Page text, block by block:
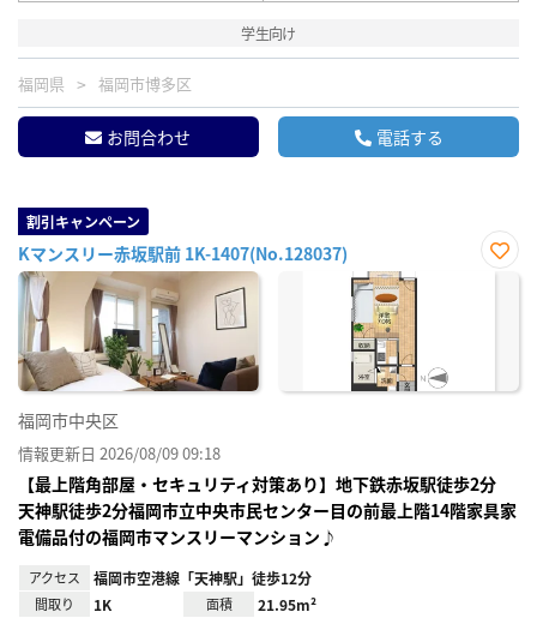
学生向け
福岡県 福岡市博多区
お問合わせ 電話する
割引キャンペーン
Kマンスリー赤坂駅前 1K-1407(No.128037)
お気
福岡市中央区
情報更新日 2026/08/09 09:18
【最上階角部屋・セキュリティ対策あり】地下鉄赤坂駅徒歩2分
天神駅徒歩2分福岡市立中央市民センター目の前最上階14階家具家
電備品付の福岡市マンスリーマンション♪
アクセス 福岡市空港線「天神駅」徒歩12分
間取り 1K 面積 21.95m²